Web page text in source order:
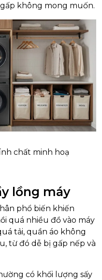
không mong muốn.
chất minh hoạ
lồng máy
phổ biến khiến
quá nhiều đồ vào máy
tải, quần áo không
từ đó dễ bị gấp nếp và
có khối lượng sấy